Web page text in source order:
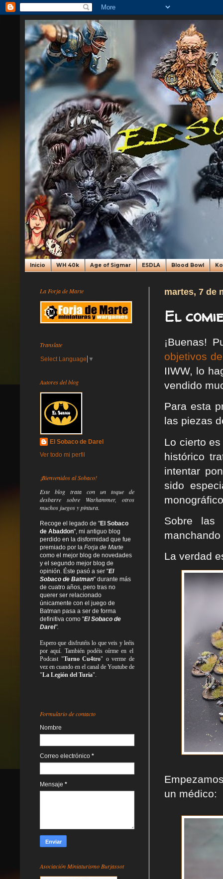
Inicio WH 40k Age of Sigmar ESDLA Blood Bowl
martes, 7 de
El
¡Buenas!
objetivos
IIWW, lo
vendido
Para esta
las piezas
Lo cierto
histórico
intentar
sido
Sobre las
La verdad
un médico:
La Forja de Marte
Translate
Select Language ▼
Autores del blog
El Sobaco de Darel
Ver todo mi perfil
¡Bienvenidos al Sobaco!
Este blog trata con un toque de
desbarre sobre Warhammer, otros
muchos juegos y pintura.
Recoge el legado de "El Sobaco
de Abaddon", mi antiguo blog
perdido en la disformidad que fue
premiado por la Forja de Marte
como el mejor blog de novedades
y el segundo mejor blog de
opinión. Éste pasó a ser "El
Sobaco de Batman" durante más
de cuatro años, pero tras no
querer ser relacionado
únicamente con el juego de
Batman pasa a ser de forma
definitiva como "El Sobaco de
Darel".
Espero que disfrutéis lo queveis yleéis
por aquí. También podéis oírme en el
Podcast "Turno Cu4tro" o verme de
vez en cuando en el canal de Youtube de
"La Legión del Turia".
Formulario de contacto
Nombre
Correo electrónico *
Mensaje *
Asociación Miniaturismo Burjassot